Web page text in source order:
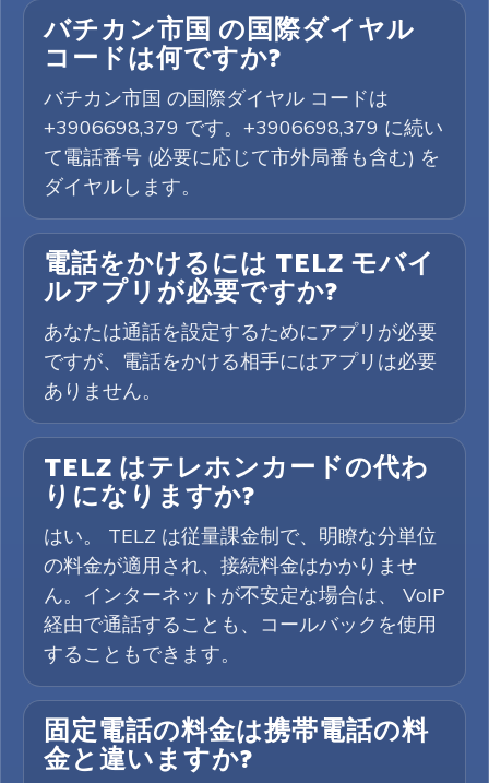
バチカン市国 の国際ダイヤル
コードは何ですか?
バチカン市国 の国際ダイヤル コードは
+3906698,379 です。+3906698,379 に続い
て電話番号 (必要に応じて市外局番も含む) を
ダイヤルします。
電話をかけるには TELZ モバイ
ルアプリが必要ですか?
あなたは通話を設定するためにアプリが必要
ですが、電話をかける相手にはアプリは必要
ありません。
TELZ はテレホンカードの代わ
りになりますか?
はい。 TELZ は従量課金制で、明瞭な分単位
の料金が適用され、接続料金はかかりませ
ん。インターネットが不安定な場合は、 VoIP
経由で通話することも、コールバックを使用
することもできます。
固定電話の料金は携帯電話の料
金と違いますか?